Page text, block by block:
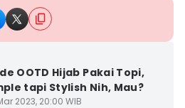
OOTD Hijab Pakai Topi,
tapi Stylish Nih, Mau?
2023, 20:00 WIB